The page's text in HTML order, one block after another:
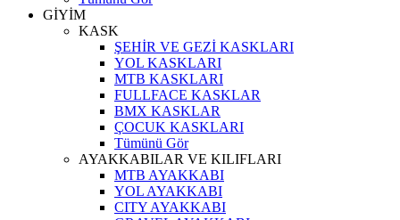
GİYİM
KASK
ŞEHİR VE GEZİ KASKLARI
YOL KASKLARI
MTB KASKLARI
FULLFACE KASKLAR
BMX KASKLAR
ÇOCUK KASKLARI
Tümünü Gör
AYAKKABILAR VE KILIFLARI
MTB AYAKKABI
YOL AYAKKABI
CITY AYAKKABI